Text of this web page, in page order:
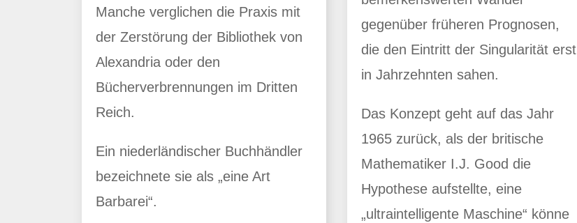
Manche verglichen die Praxis mit
der Zerstörung der Bibliothek von
Alexandria oder den
Bücherverbrennungen im Dritten
Reich.
Ein niederländischer Buchhändler
bezeichnete sie als „eine Art
Barbarei“.
gegenüber früheren Prognosen,
die den Eintritt der Singularität erst
in Jahrzehnten sahen.
Das Konzept geht auf das Jahr
1965 zurück, als der britische
Mathematiker I.J. Good die
Hypothese aufstellte, eine
„ultraintelligente Maschine“ könne